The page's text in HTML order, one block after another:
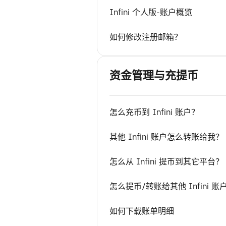
Infini 个人版-账户概览
如何修改注册邮箱？
资金管理与充提币
怎么充币到 Infini 账户？
其他 Infini 账户怎么转账给我？
怎么从 Infini 提币到其它平台？
怎么提币/转账给其他 Infini 账
如何下载账单明细